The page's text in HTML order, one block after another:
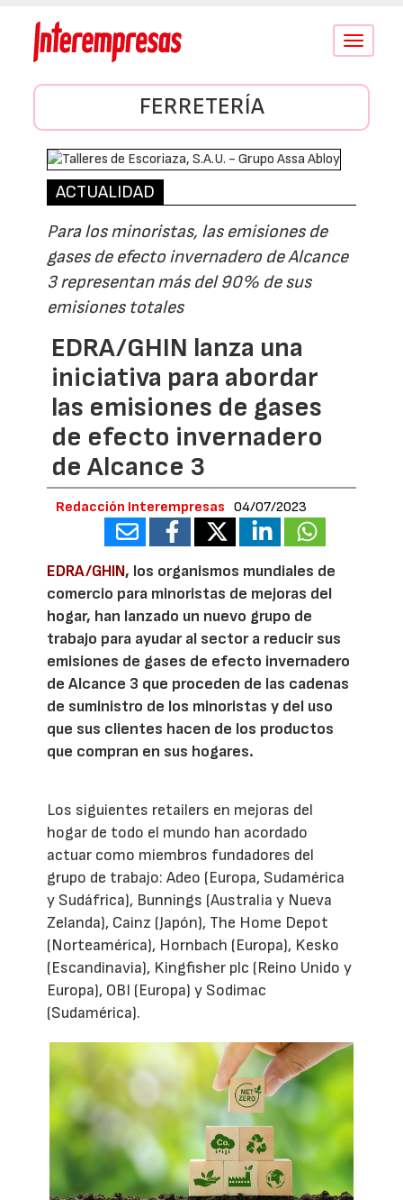
Conmutar
FERRETERÍA
ACTUALIDAD
Para los minoristas, las emisiones de
gases de efecto invernadero de Alcance
3 representan más del 90% de sus
emisiones totales
EDRA/GHIN lanza una
iniciativa para abordar
las emisiones de gases
de efecto invernadero
de Alcance 3
Redacción Interempresas 04/07/2023
EDRA/GHIN, los organismos mundiales de
comercio para minoristas de mejoras del
hogar, han lanzado un nuevo grupo de
trabajo para ayudar al sector a reducir sus
emisiones de gases de efecto invernadero
de Alcance 3 que proceden de las cadenas
de suministro de los minoristas y del uso
que sus clientes hacen de los productos
que compran en sus hogares.
Los siguientes retailers en mejoras del
hogar de todo el mundo han acordado
actuar como miembros fundadores del
grupo de trabajo: Adeo (Europa, Sudamérica
y Sudáfrica), Bunnings (Australia y Nueva
Zelanda), Cainz (Japón), The Home Depot
(Norteamérica), Hornbach (Europa), Kesko
(Escandinavia), Kingfisher plc (Reino Unido y
Europa), OBI (Europa) y Sodimac
(Sudamérica).